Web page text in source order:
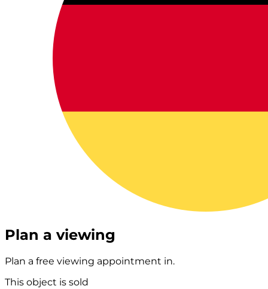
Plan a viewing
Plan a free viewing appointment in.
This object is sold